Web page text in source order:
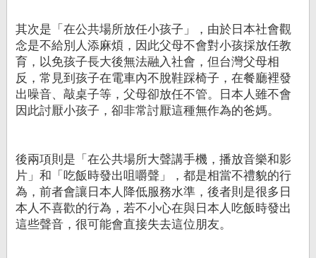
其次是「在公共場所放任小孩子」，由於日本社會觀
念是不給別人添麻煩，因此父母不會對小孩採放任教
育，以免孩子長大後無法融入社會，但台灣父母相
反，常見到孩子在電車內不脫鞋踩椅子，在餐廳裡發
出噪音、敲桌子等，父母卻放任不管。日本人雖不會
因此討厭小孩子，卻非常討厭這種無作為的爸媽。
後兩項則是「在公共場所大聲講手機，播放音樂和影
片」和「吃飯時發出咀嚼聲」，都是相當不禮貌的行
為，前者會讓日本人降低服務水準，後者則是很多日
本人不喜歡的行為，若不小心在與日本人吃飯時發出
這些聲音，很可能會直接失去這位朋友。